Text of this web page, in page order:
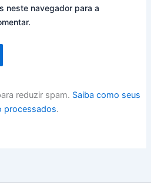
neste navegador para a
reduzir spam. Saiba como seus
processados.